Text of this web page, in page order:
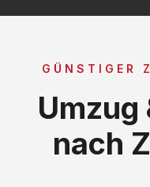
GÜNSTIGER
Umzug
nach